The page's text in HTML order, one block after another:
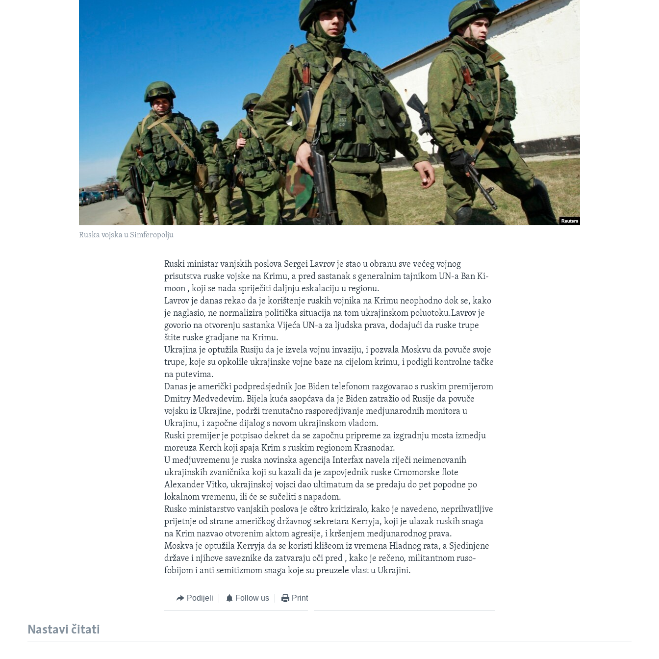
Ruska vojska u Simferopolju
Ruski ministar vanjskih poslova Sergei Lavrov je stao u obranu sve većeg vojnog
prisutstva ruske vojske na Krimu, a pred sastanak s generalnim tajnikom UN-a Ban Ki-
moon , koji se nada spriječiti daljnju eskalaciju u regionu.
Lavrov je danas rekao da je korištenje ruskih vojnika na Krimu neophodno dok se, kako
je naglasio, ne normalizira politička situacija na tom ukrajinskom poluotoku.Lavrov je
govorio na otvorenju sastanka Vijeća UN-a za ljudska prava, dodajući da ruske trupe
štite ruske gradjane na Krimu.
Ukrajina je optužila Rusiju da je izvela vojnu invaziju, i pozvala Moskvu da povuče svoje
trupe, koje su opkolile ukrajinske vojne baze na cijelom krimu, i podigli kontrolne tačke
na putevima.
Danas je američki podpredsjednik Joe Biden telefonom razgovarao s ruskim premijerom
Dmitry Medvedevim. Bijela kuća saopćava da je Biden zatražio od Rusije da povuče
vojsku iz Ukrajine, podrži trenutačno rasporedjivanje medjunarodnih monitora u
Ukrajinu, i započne dijalog s novom ukrajinskom vladom.
Ruski premijer je potpisao dekret da se započnu pripreme za izgradnju mosta izmedju
moreuza Kerch koji spaja Krim s ruskim regionom Krasnodar.
U medjuvremenu je ruska novinska agencija Interfax navela riječi neimenovanih
ukrajinskih zvaničnika koji su kazali da je zapovjednik ruske Crnomorske flote
Alexander Vitko, ukrajinskoj vojsci dao ultimatum da se predaju do pet popodne po
lokalnom vremenu, ili će se sučeliti s napadom.
Rusko ministarstvo vanjskih poslova je oštro kritiziralo, kako je navedeno, neprihvatljive
prijetnje od strane američkog državnog sekretara Kerryja, koji je ulazak ruskih snaga
na Krim nazvao otvorenim aktom agresije, i kršenjem medjunarodnog prava.
Moskva je optužila Kerryja da se koristi klišeom iz vremena Hladnog rata, a Sjedinjene
države i njihove saveznike da zatvaraju oči pred , kako je rečeno, militantnom ruso-
fobijom i anti semitizmom snaga koje su preuzele vlast u Ukrajini.
Podijeli Follow us Print
Nastavi čitati